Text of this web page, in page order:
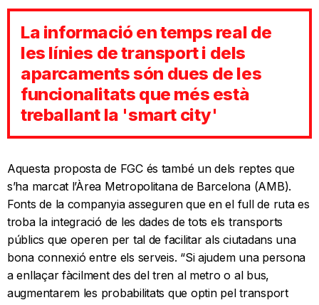
La informació en temps real de
les línies de transport i dels
aparcaments són dues de les
funcionalitats que més està
treballant la 'smart city'
Aquesta proposta de FGC és també un dels reptes que
s’ha marcat l’Àrea Metropolitana de Barcelona (AMB).
Fonts de la companyia asseguren que en el full de ruta es
troba la integració de les dades de tots els transports
públics que operen per tal de facilitar als ciutadans una
bona connexió entre els serveis. “Si ajudem una persona
a enllaçar fàcilment des del tren al metro o al bus,
augmentarem les probabilitats que optin pel transport